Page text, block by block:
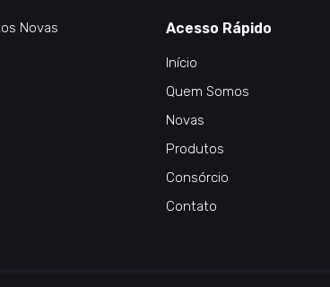
Novas Acesso Rápido
Início
Quem Somos
Novas
Produtos
Consórcio
Contato